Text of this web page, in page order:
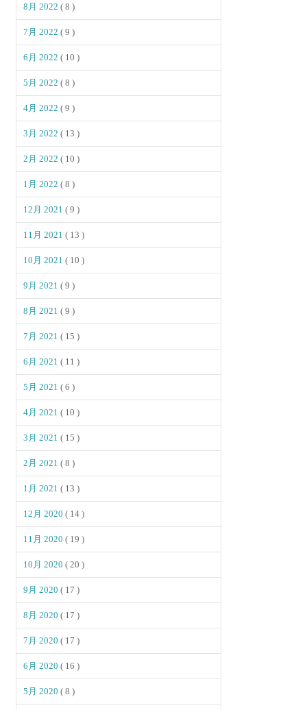
8月 2022( 8 )
7月 2022( 9 )
6月 2022( 10 )
5月 2022( 8 )
4月 2022( 9 )
3月 2022( 13 )
2月 2022( 10 )
1月 2022( 8 )
12月 2021( 9 )
11月 2021( 13 )
10月 2021( 10 )
9月 2021( 9 )
8月 2021( 9 )
7月 2021( 15 )
6月 2021( 11 )
5月 2021( 6 )
4月 2021( 10 )
3月 2021( 15 )
2月 2021( 8 )
1月 2021( 13 )
12月 2020( 14 )
11月 2020( 19 )
10月 2020( 20 )
9月 2020( 17 )
8月 2020( 17 )
7月 2020( 17 )
6月 2020( 16 )
5月 2020( 8 )